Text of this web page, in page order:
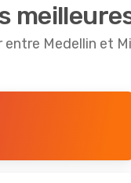
entre Medellin et